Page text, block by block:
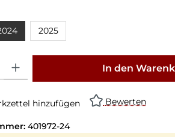
2025
In den
hinzufügen Bewerten
401972-24